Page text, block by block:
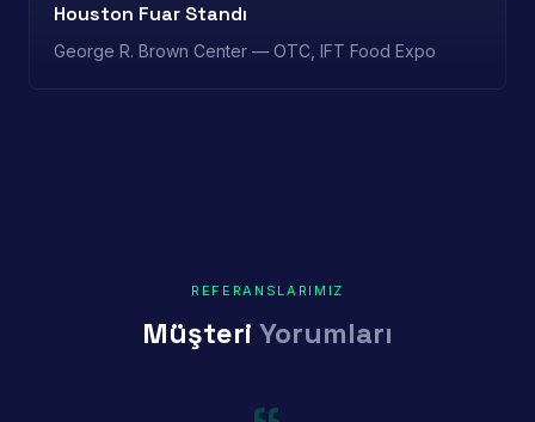
Houston Fuar Standı
George R. Brown Center — OTC, IFT Food Expo
REFERANSLARIMIZ
Müşteri Yorumları